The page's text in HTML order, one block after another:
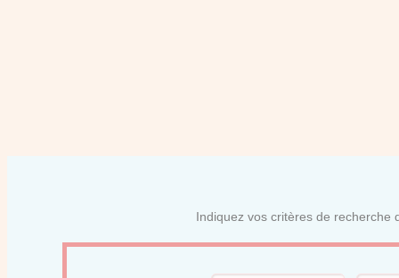
Indiquez vos critères de recherche